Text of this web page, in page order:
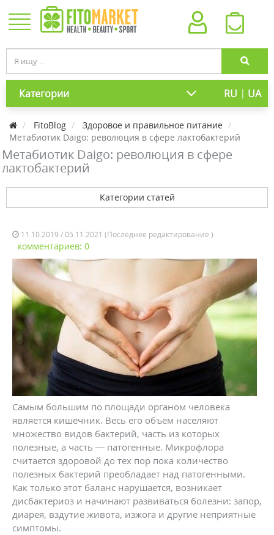
Категории RU | UA
FitoBlog
Здоровое и правильное питание
Метабиотик Daigo: революция в сфере лактобактерий
Метабиотик Daigo: революция в сфере
лактобактерий
Категории статей
11.10.2019 / 05.11.2021 (Последнее редактирование )
комментариев: 0
Самым большим по площади органом человека
является кишечник. Весь его объем населяют
множество видов бактерий, часть из которых
полезные, а часть — патогенные. Микрофлора
считается здоровой до тех пор пока количество
полезных бактерий преобладает над патогенными.
Как только этот баланс нарушается, возникает
дисбактериоз и начинают развиваться болезни: запор,
диарея, вздутие живота, изжога и другие неприятные
симптомы.